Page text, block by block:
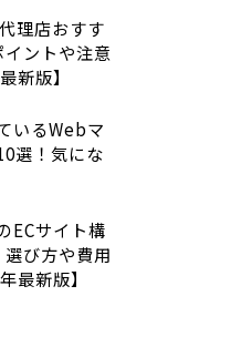
理店おすす
ントや注意
新版】
いるWebマ
選！気にな
ECサイト構
び方や費用
最新版】